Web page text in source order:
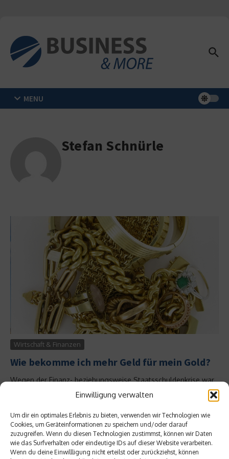
Einwilligung verwalten
Um dir ein optimales Erlebnis zu bieten, verwenden wir Technologien wie
Cookies, um Geräteinformationen zu speichern und/oder darauf
zuzugreifen. Wenn du diesen Technologien zustimmst, können wir Daten
wie das Surfverhalten oder eindeutige IDs auf dieser Website verarbeiten.
Wenn du deine Einwillligung nicht erteilst oder zurückziehst, können
MENU
Stefan Schnürle
Wirtschaft & Finanzen
Wie bekomme ich mehr Geld für mein Gold?
Wegen der Finanz- beziehungsweise Staatsschuldenkrise war
der Goldpreis in den letzten Jahren stetig angestiegen. Doch
durch Großverkäufe von US-Banken fiel der Wert des
Edelmetalls im April auf den Stand von 2010 zurück....
Weiterlesen